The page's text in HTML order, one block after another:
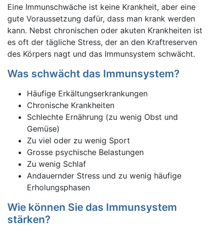
Eine Immunschwäche ist keine Krankheit, aber eine
gute Voraussetzung dafür, dass man krank werden
kann. Nebst chronischen oder akuten Krankheiten ist
es oft der tägliche Stress, der an den Kraftreserven
des Körpers nagt und das Immunsystem schwächt.
Was schwächt das Immunsystem?
Häufige Erkältungserkrankungen
Chronische Krankheiten
Schlechte Ernährung (zu wenig Obst und
Gemüse)
Zu viel oder zu wenig Sport
Grosse psychische Belastungen
Zu wenig Schlaf
Andauernder Stress und zu wenig häufige
Erholungsphasen
Wie können Sie das Immunsystem
stärken?